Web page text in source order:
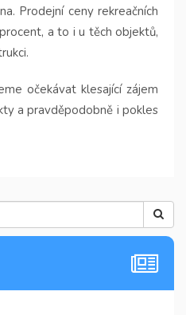
Prodejní ceny rekreačních
a to i u těch objektů,
očekávat klesající zájem
a pravděpodobně i pokles